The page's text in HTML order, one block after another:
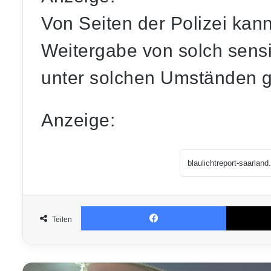
Von Seiten der Polizei
Weitergabe von solch
unter solchen Umständen
Anzeige:
Teilen
Facebook